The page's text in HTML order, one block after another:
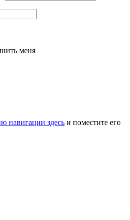
меня
навигации здесь и поместите его